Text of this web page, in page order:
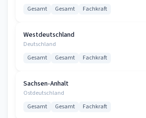
Gesamt Gesamt Fachkraft
Westdeutschland
Deutschland
Gesamt Gesamt Fachkraft
Sachsen-Anhalt
Ostdeutschland
Gesamt Gesamt Fachkraft